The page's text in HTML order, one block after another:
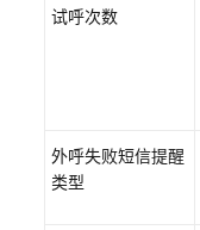
Journey
呼
试呼次数
外呼失败短信提醒
类型